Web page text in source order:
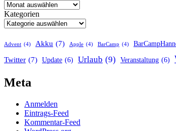
Kategorien
Advent (4) Akku (7) Apple (4) BarCamp (4)
Twitter (7) Update (6) Urlaub (9) Veranstaltung (6)
Meta
Anmelden
Eintrags-Feed
Kommentar-Feed